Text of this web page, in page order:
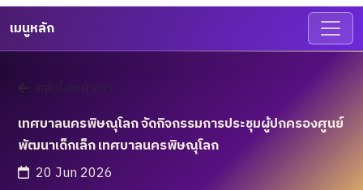
เมนูหลัก
กลับไปหน้าข่าว
เทศบาลนครพิษณุโลก จัดกิจกรรมการประชุมผู้ปกครองศูนย์
พัฒนาเด็กเล็ก เทศบาลนครพิษณุโลก
20 Jun 2026